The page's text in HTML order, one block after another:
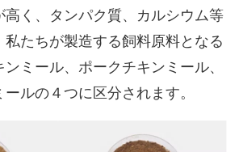
高く、タンパク質、カルシウム等
私たちが製造する飼料原料となる
ミール、ポークチキンミール、
ルの４つに区分されます。